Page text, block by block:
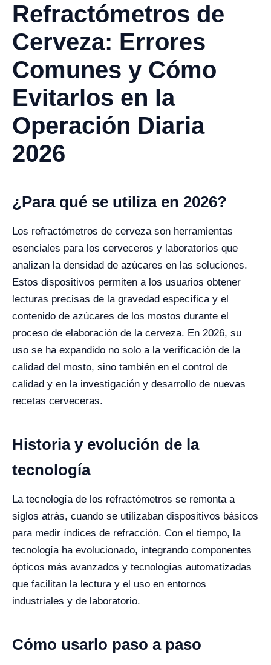
Refractómetros de
Cerveza: Errores
Comunes y Cómo
Evitarlos en la
Operación Diaria
2026
¿Para qué se utiliza en 2026?
Los refractómetros de cerveza son herramientas
esenciales para los cerveceros y laboratorios que
analizan la densidad de azúcares en las soluciones.
Estos dispositivos permiten a los usuarios obtener
lecturas precisas de la gravedad específica y el
contenido de azúcares de los mostos durante el
proceso de elaboración de la cerveza. En 2026, su
uso se ha expandido no solo a la verificación de la
calidad del mosto, sino también en el control de
calidad y en la investigación y desarrollo de nuevas
recetas cerveceras.
Historia y evolución de la
tecnología
La tecnología de los refractómetros se remonta a
siglos atrás, cuando se utilizaban dispositivos básicos
para medir índices de refracción. Con el tiempo, la
tecnología ha evolucionado, integrando componentes
ópticos más avanzados y tecnologías automatizadas
que facilitan la lectura y el uso en entornos
industriales y de laboratorio.
Cómo usarlo paso a paso